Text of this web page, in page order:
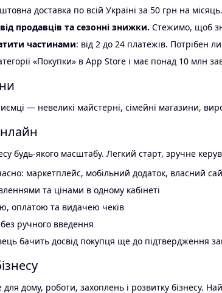
доставка по всій Україні за 50 грн на
від продавців та сезонні знижки. Стежимо, щоб
частинами: від 2 до 24 платежів. Потрібен
«Покупки» в App Store і має понад 10 млн
— невеликі майстерні, сімейні магазини,
будь-якого масштабу. Легкий старт, зручне
маркетплейс, мобільний додаток, власний
та цінами в одному кабінеті
оплатою та видачею чеків
ручного введення
бачить досвід покупця ще до підтвердження
дому, роботи, захоплень і розвитку бізнесу.